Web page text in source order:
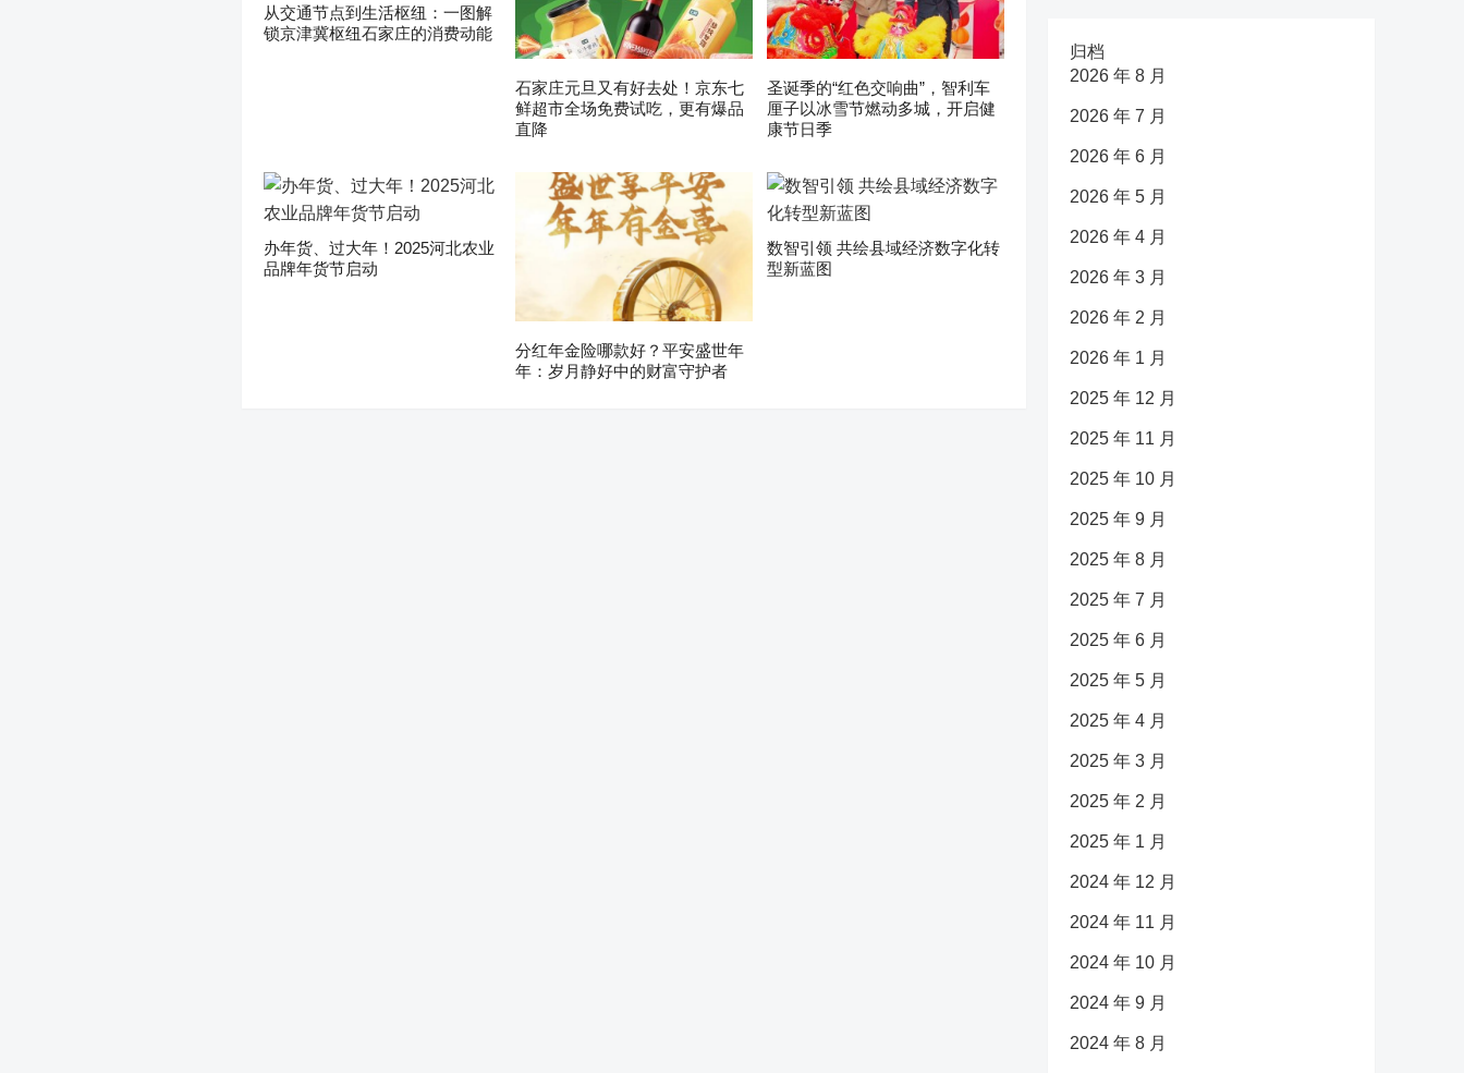
从交通节点到生活枢纽：一图解
锁京津冀枢纽石家庄的消费动能
石家庄元旦又有好去处！京东七
鲜超市全场免费试吃，更有爆品
直降
圣诞季的“红色交响曲”，智利车
厘子以冰雪节燃动多城，开启健
康节日季
办年货、过大年！2025河北农业
品牌年货节启动
分红年金险哪款好？平安盛世年
年：岁月静好中的财富守护者
数智引领 共绘县域经济数字化转
型新蓝图
归档
2026 年 8 月
2026 年 7 月
2026 年 6 月
2026 年 5 月
2026 年 4 月
2026 年 3 月
2026 年 2 月
2026 年 1 月
2025 年 12 月
2025 年 11 月
2025 年 10 月
2025 年 9 月
2025 年 8 月
2025 年 7 月
2025 年 6 月
2025 年 5 月
2025 年 4 月
2025 年 3 月
2025 年 2 月
2025 年 1 月
2024 年 12 月
2024 年 11 月
2024 年 10 月
2024 年 9 月
2024 年 8 月